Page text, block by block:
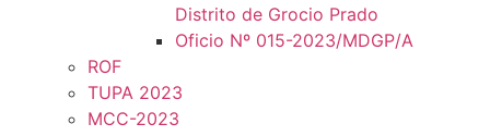
Distrito de Grocio Prado
Oficio Nº 015-2023/MDGP/A
ROF
TUPA 2023
MCC-2023